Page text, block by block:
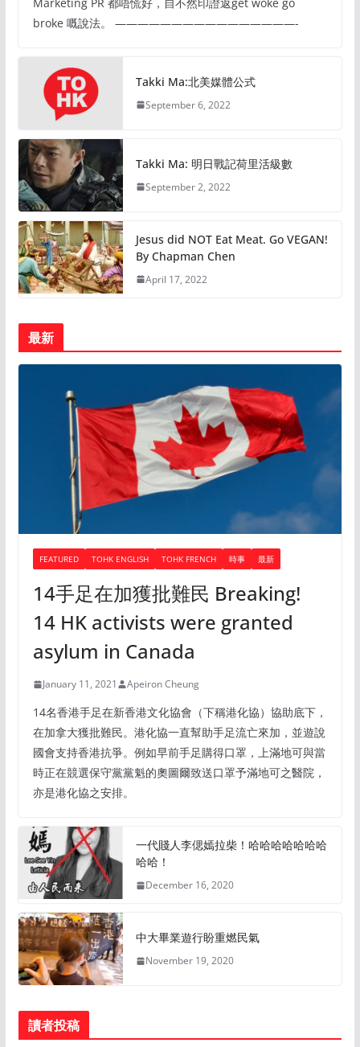
broke 嘅說法。 ————————————————-
Takki Ma:北美媒體公式
September 6, 2022
Takki Ma: 明日戰記荷里活級數
September 2, 2022
Jesus did NOT Eat Meat. Go VEGAN!
By Chapman Chen
April 17, 2022
最新
FEATURED TOHK ENGLISH TOHK FRENCH 時事 最新
14手足在加獲批難民 Breaking!
14 HK activists were granted
asylum in Canada
January 11, 2021 Apeiron Cheung
14名香港手足在新香港文化協會（下稱港化協）協助底下，
在加拿大獲批難民。港化協一直幫助手足流亡來加，並遊說
國會支持香港抗爭。例如早前手足購得口罩，上滿地可與當
時正在競選保守黨黨魁的奧圖爾致送口罩予滿地可之醫院，
亦是港化協之安排。
一代賤人李偲嫣拉柴！哈哈哈哈哈哈哈
哈哈！
December 16, 2020
中大畢業遊行盼重燃民氣
November 19, 2020
讀者投稿